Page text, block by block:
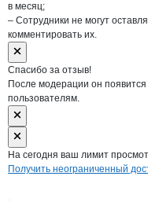
в месяц;
– Сотрудники не могут
комментировать их.
Спасибо за отзыв!
После модерации он
пользователям.
На сегодня ваш лимит
Получить неограниченный